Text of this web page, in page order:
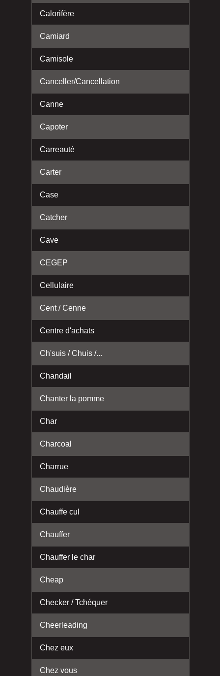
Calorifère
Camiard
Camisole
Canceller/Cancellation
Canne
Capoter
Carreauté
Carter
Case
Catcher
Cave
CEGEP
Cellulaire
Cent / Cenne
Centre d'achats
Ch'suis / Chuis /...
Chandail
Chanter la pomme
Char
Charcoal
Charrue
Chaudière
Chauffe cul
Chauffer
Chauffer le char
Cheap
Checker / Tchéquer
Cheerleading
Chez eux
Chez vous